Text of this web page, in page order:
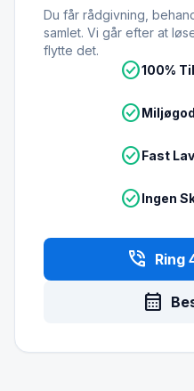
Du får rådgivning,
samlet. Vi går efter at
flytte det.
check_circle100%
check_circle
check_circleFast
check_circleIngen
phone_in_talk Ring
calendar_month